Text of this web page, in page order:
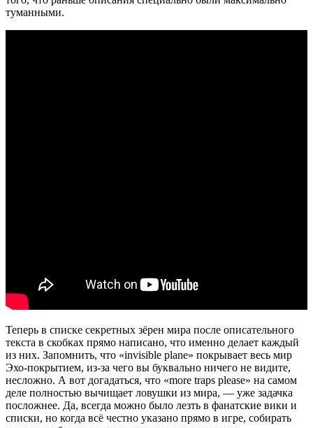
туманными.
Теперь в списке секретных зёрен мира после описательного
текста в скобках прямо написано, что именно делает каждый
из них. Запомнить, что «invisible plane» покрывает весь мир
Эхо-покрытием, из-за чего вы буквально ничего не видите,
несложно. А вот догадаться, что «more traps please» на самом
деле полностью вычищает ловушки из мира, — уже задачка
посложнее. Да, всегда можно было лезть в фанатские вики и
списки, но когда всё честно указано прямо в игре, собирать